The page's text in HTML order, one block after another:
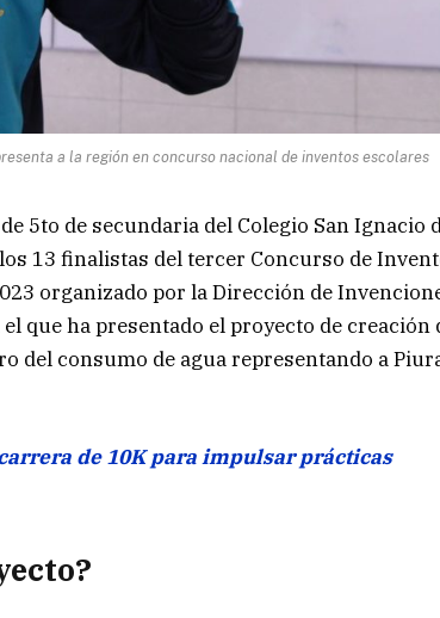
a la región en concurso nacional de inventos escolares
5to de secundaria del Colegio San Ignacio
13 finalistas del tercer Concurso de
organizado por la Dirección de
que ha presentado el proyecto de creación
del consumo de agua representando a
de 10K para impulsar prácticas